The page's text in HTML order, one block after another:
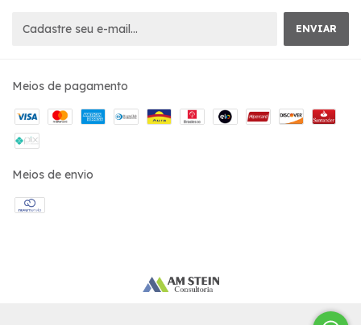
Meios de pagamento
Meios de envio